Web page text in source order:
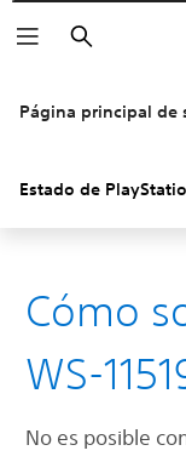
Buscar
Página principal de
Estado de
Cómo
WS-
No es posible